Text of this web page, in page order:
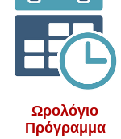
Ωρολόγιο
Πρόγραμμα